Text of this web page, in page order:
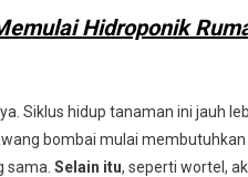
Hidroponik
Siklus hidup tanaman ini jauh
bombai mulai
sama. Selain itu, seperti wortel,